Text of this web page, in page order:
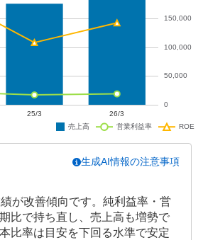
生成AI情報の注意事項
が改善傾向です。純利益率・営
比で持ち直し、売上高も増勢で
比率は目安を下回る水準で安定